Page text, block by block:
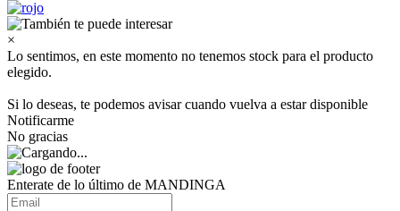
×
Lo sentimos, en este momento no tenemos stock para el producto
elegido.
Si lo deseas, te podemos avisar cuando vuelva a estar disponible
Notificarme
No gracias
Enterate de lo último de MANDINGA